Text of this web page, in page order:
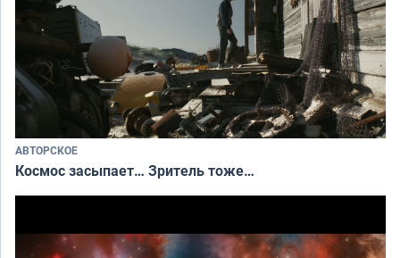
АВТОРСКОЕ
Космос засыпает… Зритель тоже…